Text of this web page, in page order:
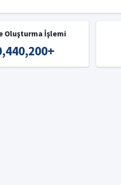
Oluşturma İşlemi
+